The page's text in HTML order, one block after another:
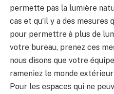
permette pas la lumière
cas et qu’il y a des mesures
pour permettre à plus de
votre bureau, prenez ces
nous disons que votre
rameniez le monde
Pour les espaces qui ne